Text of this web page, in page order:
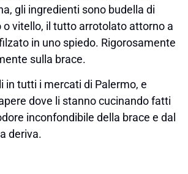
gli ingredienti sono budella di
o vitello, il tutto arrotolato attorno a
in uno spiedo. Rigorosamente
sulla brace.
in tutti i mercati di Palermo, e
dove li stanno cucinando fatti
inconfondibile della brace e dal
deriva.